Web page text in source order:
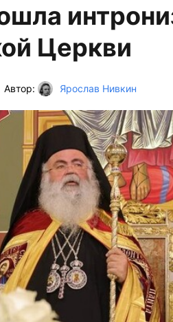
Церкви
Автор: Ярослав Нивкин